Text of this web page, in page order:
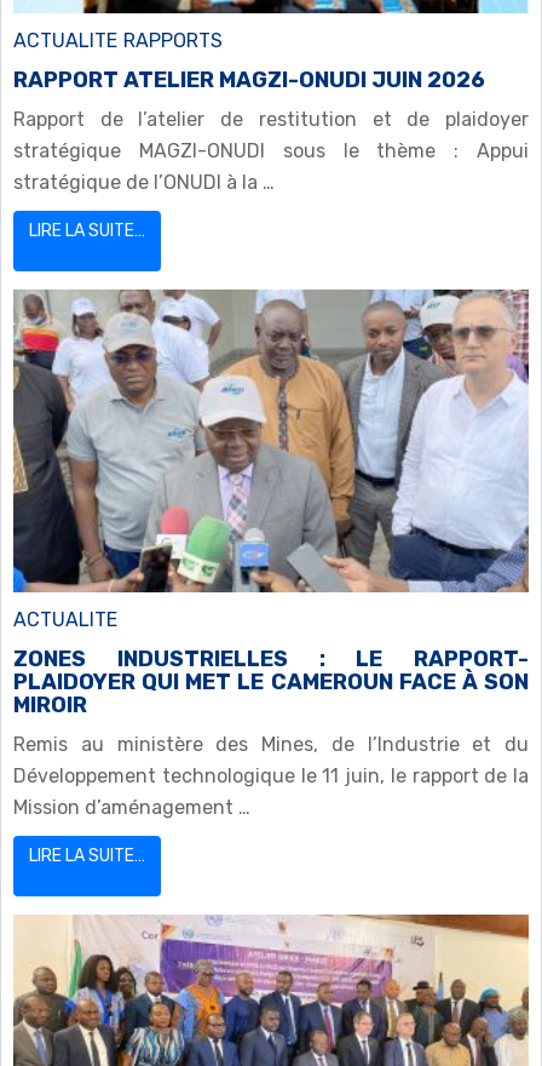
ACTUALITE RAPPORTS
RAPPORT ATELIER MAGZI-ONUDI JUIN 2026
Rapport de l’atelier de restitution et de plaidoyer
stratégique MAGZI-ONUDI sous le thème : Appui
stratégique de l’ONUDI à la …
LIRE LA SUITE…
ACTUALITE
ZONES INDUSTRIELLES : LE RAPPORT-
PLAIDOYER QUI MET LE CAMEROUN FACE À SON
MIROIR
Remis au ministère des Mines, de l’Industrie et du
Développement technologique le 11 juin, le rapport de la
Mission d’aménagement …
LIRE LA SUITE…